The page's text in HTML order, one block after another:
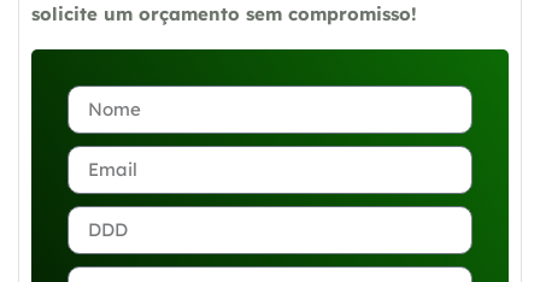
solicite um orçamento sem compromisso!